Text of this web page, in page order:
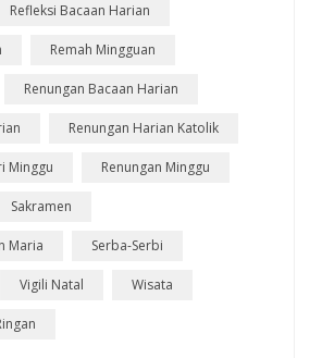
Refleksi Bacaan Harian
Remah Mingguan
Renungan Bacaan Harian
Renungan Harian Katolik
Minggu Renungan Minggu
Sakramen
Maria Serba-Serbi
Vigili Natal Wisata